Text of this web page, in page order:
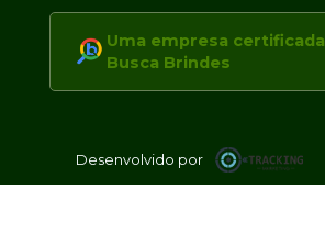
Uma empresa certificada
Busca Brindes
Desenvolvido por